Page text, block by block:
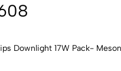
Downlight 17W Pack-